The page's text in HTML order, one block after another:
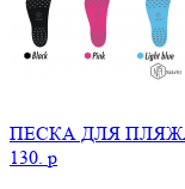
ПЕСКА ДЛЯ
130. p